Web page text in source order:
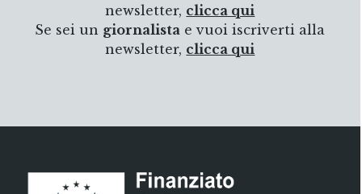
newsletter, clicca qui
Se sei un giornalista e vuoi iscriverti alla
newsletter, clicca qui